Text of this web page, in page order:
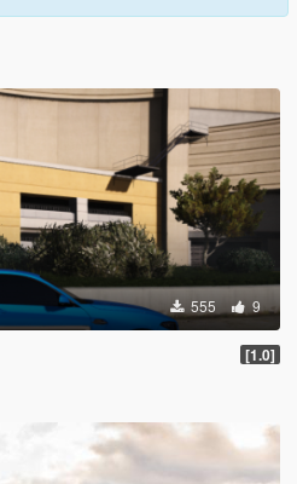
555 9
[1.0]